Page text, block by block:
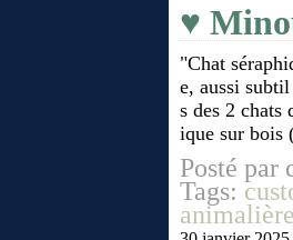
♥
"Chat
e, aussi
s des 2 chats
ique sur bois
Posté par
Tags:
animalière